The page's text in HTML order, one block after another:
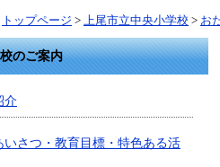
トップページ > 上尾市立中央小学校 > お
のご案内
介
いさつ・教育目標・特色ある活